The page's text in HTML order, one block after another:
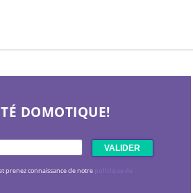
DOMOTIQUE!
prenez connaissance de notre